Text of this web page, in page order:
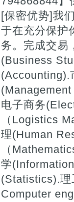
[保密优势]我
于在充分保护
务。完成交易
(Business
(Accounting).
电子商务
（Logistics
理(Human
（
学
(Statistics).理
Computer